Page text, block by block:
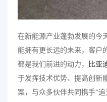
在新能源产业蓬勃发展的今
能拥有更长远的未来，客户
都是我们前进的动力，
比亚
于发挥技术优势、提高创新
案，与众多伙伴共同携手“追